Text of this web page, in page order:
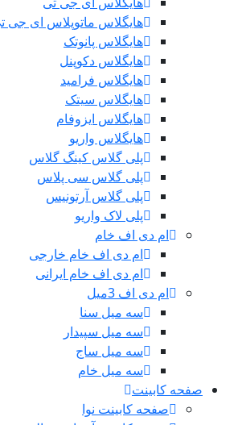
هایگلاس ماتوپلاس ای جی تی
هایگلاس پانوتک
هایگلاس دکوپنل
هایگلاس فرامید
هایگلاس سیتک
هایگلاس ایزوفام
هایگلاس واریو
پلی گلاس کینگ گلاس
پلی گلاس سی پلاس
پلی گلاس آرتونیس
پلی لاک واریو
ام دی اف خام
ام دی اف خام خارجی
ام دی اف خام ایرانی
ام دی اف 3میل
سه میل سنا
سه میل سپیدار
سه میل ساج
سه میل خام
صفحه کابینت
صفحه کابینت نوا